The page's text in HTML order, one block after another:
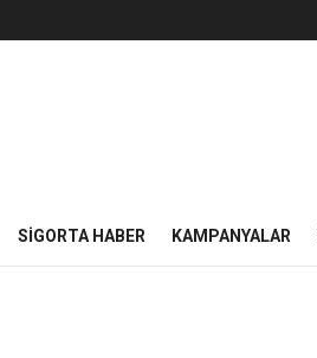
SIGORTA HABER KAMPANYALAR